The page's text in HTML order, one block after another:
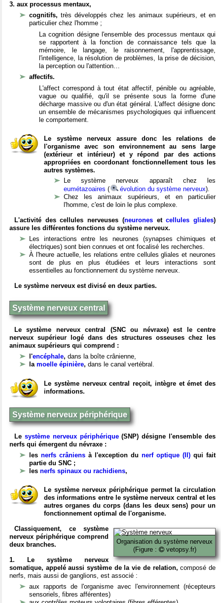
3. aux processus mentaux,
cognitifs,très développés chez les animaux supérieurs, et en
particulier chez l'homme ;
La cognition désigne l'ensemble des processus mentaux qui
se rapportent à la fonction de connaissance tels que la
mémoire, le langage, le raisonnement, l'apprentissage,
l'intelligence, la résolution de problèmes, la prise de décision,
la perception ou l'attention…
affectifs.
L'affect correspond à tout état affectif, pénible ou agréable,
vague ou qualifié, qu'il se présente sous la forme d'une
décharge massive ou d'un état général. L'affect désigne donc
un ensemble de mécanismes psychologiques qui influencent
le comportement.
Le système nerveux assure donc les relations de
l'organisme avec son environnement au sens large
(extérieur et intérieur) et y répond par des actions
appropriées en coordonant fonctionnellement tous les
autres systèmes.
Le système nerveux apparaît chez les
eumétazoaires ( évolution du système nerveux).
Chez les animaux supérieurs, et en particulier
l'homme, c'est de loin le plus complexe.
L'activité des cellules nerveuses (neuronesetcellules gliales)
assure les différentes fonctions du système nerveux.
Les interactions entre les neurones (synapses chimiques et
électriques) sont bien connues et ont focalisé les recherches.
À l'heure actuelle, les relations entre cellules gliales et neurones
sont de plus en plus étudiées et leurs interactions sont
essentielles au fonctionnement du système nerveux.
Le système nerveux est divisé en deux parties.
Système nerveux central
Le système nerveux central (SNC ou névraxe) est le centre
nerveux supérieur logé dans des structures osseuses chez les
animaux supérieurs qui comprend :
l'encéphale, dans la boîte crânienne,
la moelle épinière, dans le canal vertébral.
Le système nerveux central reçoit, intègre et émet des
informations.
Système nerveux périphérique
Le système nerveux périphérique(SNP) désigne l'ensemble des
nerfs qui émergent du névraxe :
les nerfs crâniens à l'exception du nerf optique (II) qui fait
partie du SNC ;
les nerfs spinaux ou rachidiens,
Le système nerveux périphérique permet la circulation
des informations entre le système nerveux central et les
autres organes du corps (dans les deux sens) pour un
fonctionnement optimal de l'organisme.
Organisation du système nerveux
(Figure :
vetopsy.fr)
Classiquement, ce système
nerveux périphérique comprend
deux branches.
1. Le système nerveux
somatique, appelé aussi système de la vie de relation, composé de
nerfs, mais aussi de ganglions, est associé :
aux rapports de l'organisme avec l'environnement (récepteurs
sensoriels, fibres afférentes)